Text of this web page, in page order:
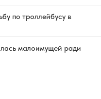
по троллейбусу в
малоимущей ради